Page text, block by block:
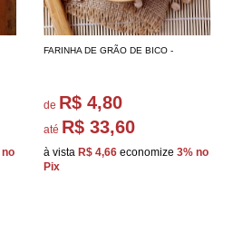
no
FARINHA DE GRÃO DE BICO -
de R$ 4,80
até R$ 33,60
à vista R$ 4,66 economize 3% no
Pix